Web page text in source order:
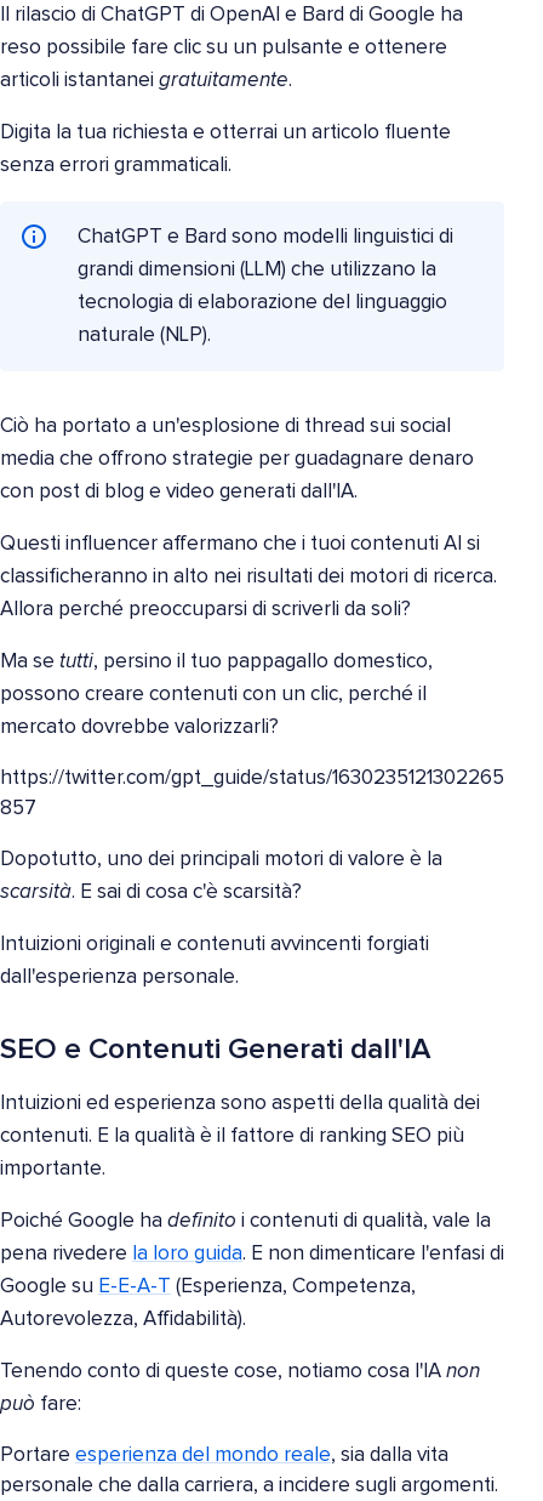
Il rilascio di ChatGPT di OpenAI e Bard di Google ha
reso possibile fare clic su un pulsante e ottenere
articoli istantanei gratuitamente.
Digita la tua richiesta e otterrai un articolo fluente
senza errori grammaticali.
ChatGPT e Bard sono modelli linguistici di
grandi dimensioni (LLM) che utilizzano la
tecnologia di elaborazione del linguaggio
naturale (NLP).
Ciò ha portato a un'esplosione di thread sui social
media che offrono strategie per guadagnare denaro
con post di blog e video generati dall'IA.
Questi influencer affermano che i tuoi contenuti AI si
classificheranno in alto nei risultati dei motori di ricerca.
Allora perché preoccuparsi di scriverli da soli?
Ma se tutti, persino il tuo pappagallo domestico,
possono creare contenuti con un clic, perché il
mercato dovrebbe valorizzarli?
https://twitter.com/gpt_guide/status/1630235121302265
857
Dopotutto, uno dei principali motori di valore è la
scarsità. E sai di cosa c'è scarsità?
Intuizioni originali e contenuti avvincenti forgiati
dall'esperienza personale.
SEO e Contenuti Generati dall'IA
Intuizioni ed esperienza sono aspetti della qualità dei
contenuti. E la qualità è il fattore di ranking SEO più
importante.
Poiché Google ha definito i contenuti di qualità, vale la
pena rivedere la loro guida. E non dimenticare l'enfasi di
Google su E-E-A-T (Esperienza, Competenza,
Autorevolezza, Affidabilità).
Tenendo conto di queste cose, notiamo cosa l'IA non
può fare:
Portare esperienza del mondo reale, sia dalla vita
personale che dalla carriera, a incidere sugli argomenti.